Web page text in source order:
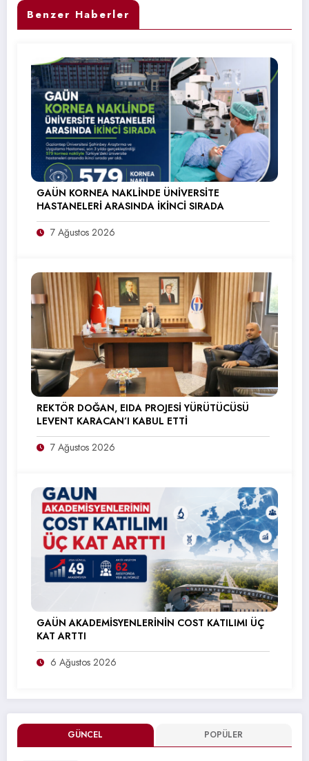
GÜNCEL POPÜLER
Benzer Haberler
GAÜN KORNEA NAKLİNDE ÜNİVERSİTE
HASTANELERİ ARASINDA İKİNCİ SIRADA
7 Ağustos 2026
REKTÖR DOĞAN, EIDA PROJESİ YÜRÜTÜCÜSÜ
LEVENT KARACAN’I KABUL ETTİ
7 Ağustos 2026
GAÜN AKADEMİSYENLERİNİN COST KATILIMI ÜÇ
KAT ARTTI
6 Ağustos 2026